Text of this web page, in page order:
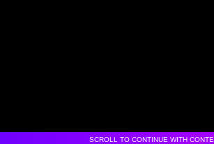
SCROLL TO CONTINUE WITH